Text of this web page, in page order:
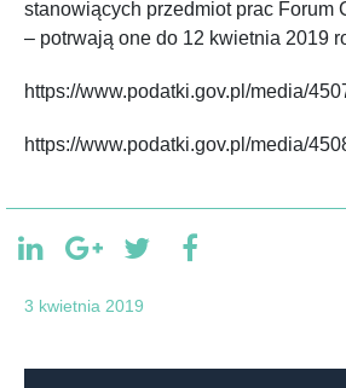
stanowiących przedmiot prac Forum
– potrwają one do 12 kwietnia 2019
https://www.podatki.gov.pl/media/
https://www.podatki.gov.pl/media/
3 kwietnia 2019